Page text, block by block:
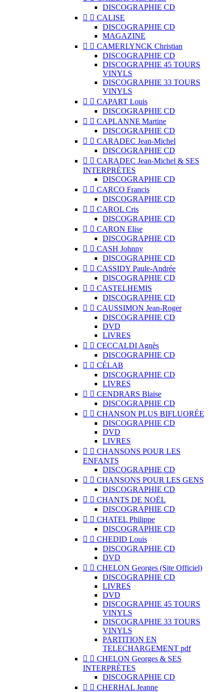
DISCOGRAPHIE CD
  CALISE
DISCOGRAPHIE CD
MAGAZINE
  CAMERLYNCK Christian
DISCOGRAPHIE CD
DISCOGRAPHIE 45 TOURS
VINYLS
DISCOGRAPHIE 33 TOURS
VINYLS
  CAPART Louis
DISCOGRAPHIE CD
  CAPLANNE Martine
DISCOGRAPHIE CD
  CARADEC Jean-Michel
DISCOGRAPHIE CD
  CARADEC Jean-Michel & SES
INTERPRÈTES
DISCOGRAPHIE CD
  CARCO Francis
DISCOGRAPHIE CD
  CAROL Cris
DISCOGRAPHIE CD
  CARON Elise
DISCOGRAPHIE CD
  CASH Johnny
DISCOGRAPHIE CD
  CASSIDY Paule-Andrée
DISCOGRAPHIE CD
  CASTELHEMIS
DISCOGRAPHIE CD
  CAUSSIMON Jean-Roger
DISCOGRAPHIE CD
DVD
LIVRES
  CECCALDI Agnès
DISCOGRAPHIE CD
  CÉLAB
DISCOGRAPHIE CD
LIVRES
  CENDRARS Blaise
DISCOGRAPHIE CD
  CHANSON PLUS BIFLUORÉE
DISCOGRAPHIE CD
DVD
LIVRES
  CHANSONS POUR LES
ENFANTS
DISCOGRAPHIE CD
  CHANSONS POUR LES GENS
DISCOGRAPHIE CD
  CHANTS DE NOËL
DISCOGRAPHIE CD
  CHATEL Philippe
DISCOGRAPHIE CD
  CHEDID Louis
DISCOGRAPHIE CD
DVD
  CHELON Georges (Site Officiel)
DISCOGRAPHIE CD
LIVRES
DVD
DISCOGRAPHIE 45 TOURS
VINYLS
DISCOGRAPHIE 33 TOURS
VINYLS
PARTITION EN
TELECHARGEMENT pdf
  CHELON Georges & SES
INTERPRÈTES
DISCOGRAPHIE CD
  CHERHAL Jeanne